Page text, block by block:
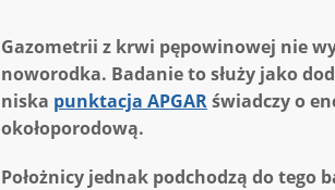
Gazometrii z krwi pępowinowej nie
noworodka. Badanie to służy jako
niska punktacja APGARświadczy o
okołoporodową.
Położnicy jednak podchodzą do tego